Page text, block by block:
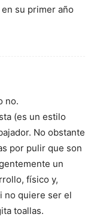
su primer año
no.
(es un estilo
No obstante
por pulir que son
un
físico y,
no quiere ser el
toallas.